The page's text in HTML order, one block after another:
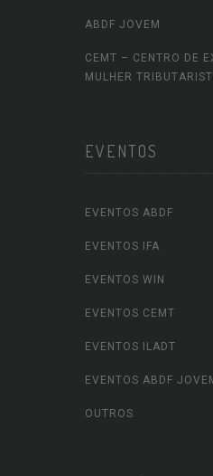
ABDF JOVEM
CEMT – CENTRO DE
MULHER
EVENTOS
EVENTOS ABDF
EVENTOS IFA
EVENTOS WIN
EVENTOS CEMT
EVENTOS ILADT
EVENTOS ABDF
OUTROS